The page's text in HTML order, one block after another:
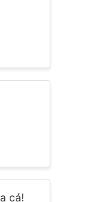
cá!